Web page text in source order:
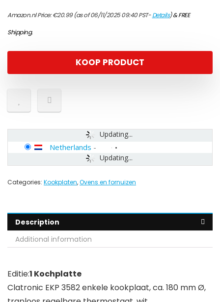
Amazon.nl Price:€20.99(as of 06/11/2025 09:40 PST-Details)&FREE
Shipping.
KOOP PRODUCT
Updating...
Updating...
Netherlands -
Categories: Kookplaten,Ovens en fornuizen
Description
Additional information
Editie:1 Kochplatte
Clatronic EKP 3582 enkele kookplaat, ca. 180 mm Ø,